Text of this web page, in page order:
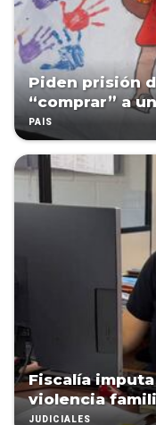
Piden prisión
“comprar” a
PAÍS
Fiscalía imputa
violencia
JUDICIALES